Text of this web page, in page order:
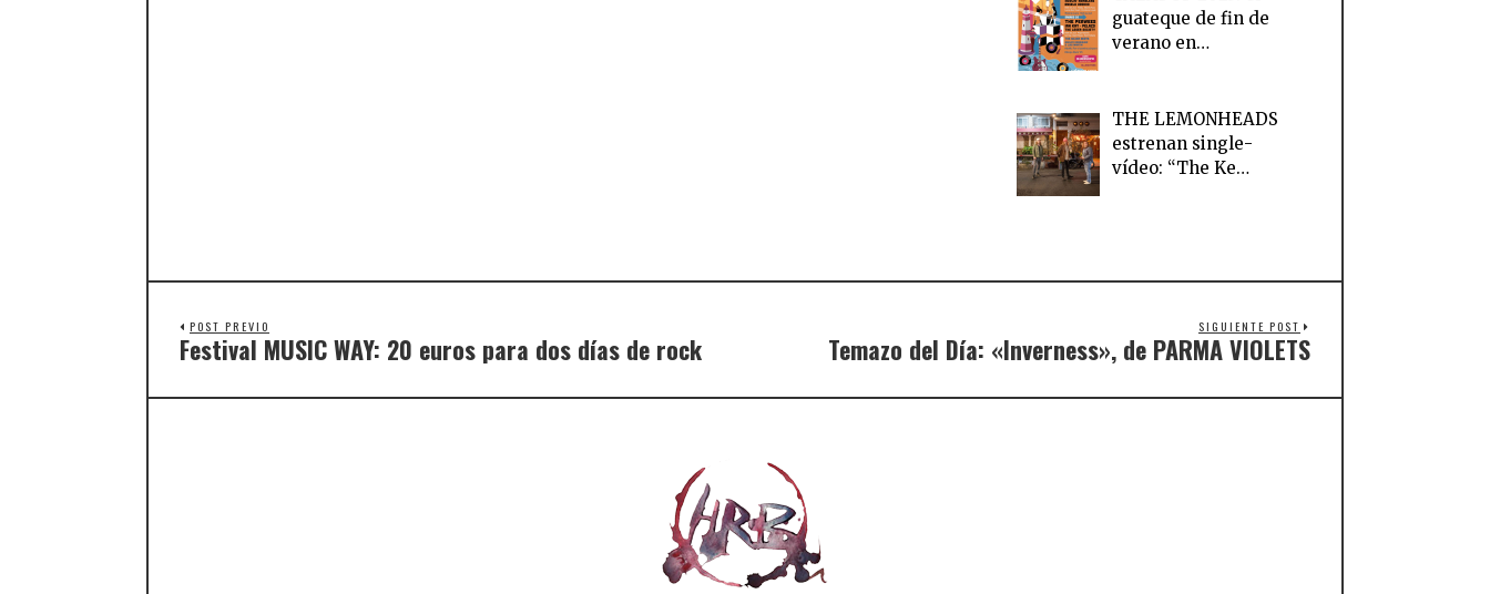
guateque de fin de
verano en…
THE LEMONHEADS
estrenan single-
vídeo: “The Ke…
POST PREVIO
Festival MUSIC WAY: 20 euros para dos días de rock
SIGUIENTE POST
Temazo del Día: «Inverness», de PARMA VIOLETS